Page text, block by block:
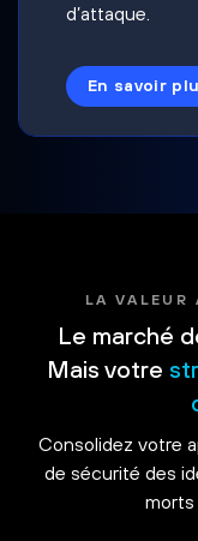
d’attaque.
En savoir
LA VALEUR
Le marché
Mais votre
Consolidez votre
de sécurité des
morts